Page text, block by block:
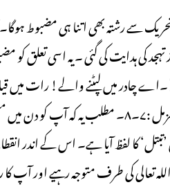
تحریک سے رشتہ بھی اتنا ہی مضبوط
ہدایت کی گئی ۔ یہ اسی تعلق کو
۔اے چادر میں لپٹنے والے! رات میں
طَوِیْلاً وَاذْکُرِ اسْمَ رَبِّکَ وَتَبَتَّلْ إِلَیْہِ تَبْتِیْلاً
کا لفظ آیا ہے۔ اس کے اندر
تعالی کی طرف متوجہ رہیے اور